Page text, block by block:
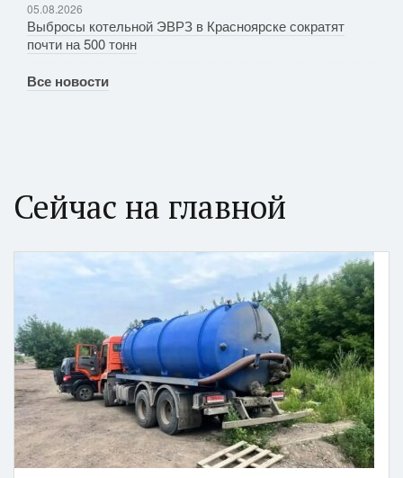
05.08.2026
Выбросы котельной ЭВРЗ в Красноярске сократят
почти на 500 тонн
Все новости
Сейчас на главной